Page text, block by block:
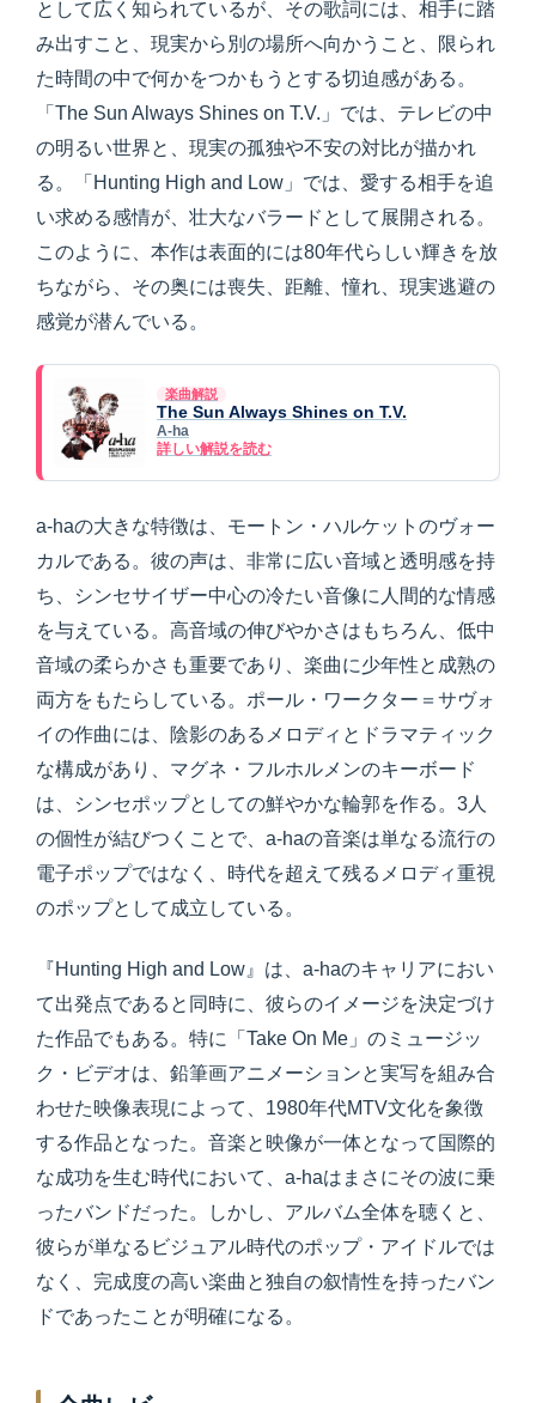
として広く知られているが、その歌詞には、相手に踏
み出すこと、現実から別の場所へ向かうこと、限られ
た時間の中で何かをつかもうとする切迫感がある。
「The Sun Always Shines on T.V.」では、テレビの中
の明るい世界と、現実の孤独や不安の対比が描かれ
る。「Hunting High and Low」では、愛する相手を追
い求める感情が、壮大なバラードとして展開される。
このように、本作は表面的には80年代らしい輝きを放
ちながら、その奥には喪失、距離、憧れ、現実逃避の
感覚が潜んでいる。
楽曲解説
The Sun Always Shines on T.V.
A-ha
詳しい解説を読む
a-haの大きな特徴は、モートン・ハルケットのヴォー
カルである。彼の声は、非常に広い音域と透明感を持
ち、シンセサイザー中心の冷たい音像に人間的な情感
を与えている。高音域の伸びやかさはもちろん、低中
音域の柔らかさも重要であり、楽曲に少年性と成熟の
両方をもたらしている。ポール・ワークター＝サヴォ
イの作曲には、陰影のあるメロディとドラマティック
な構成があり、マグネ・フルホルメンのキーボード
は、シンセポップとしての鮮やかな輪郭を作る。3人
の個性が結びつくことで、a-haの音楽は単なる流行の
電子ポップではなく、時代を超えて残るメロディ重視
のポップとして成立している。
『Hunting High and Low』は、a-haのキャリアにおい
て出発点であると同時に、彼らのイメージを決定づけ
た作品でもある。特に「Take On Me」のミュージッ
ク・ビデオは、鉛筆画アニメーションと実写を組み合
わせた映像表現によって、1980年代MTV文化を象徴
する作品となった。音楽と映像が一体となって国際的
な成功を生む時代において、a-haはまさにその波に乗
ったバンドだった。しかし、アルバム全体を聴くと、
彼らが単なるビジュアル時代のポップ・アイドルでは
なく、完成度の高い楽曲と独自の叙情性を持ったバン
ドであったことが明確になる。